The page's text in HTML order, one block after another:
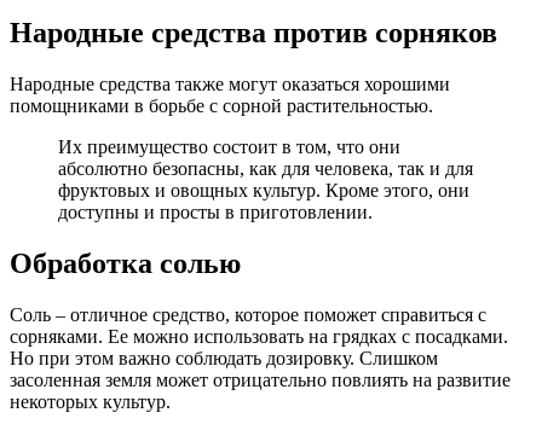
Народные средства против сорняков
Народные средства также могут оказаться хорошими
помощниками в борьбе с сорной растительностью.
Их преимущество состоит в том, что они
абсолютно безопасны, как для человека, так и для
фруктовых и овощных культур. Кроме этого, они
доступны и просты в приготовлении.
Обработка солью
Соль – отличное средство, которое поможет справиться с
сорняками. Ее можно использовать на грядках с посадками.
Но при этом важно соблюдать дозировку. Слишком
засоленная земля может отрицательно повлиять на развитие
некоторых культур.